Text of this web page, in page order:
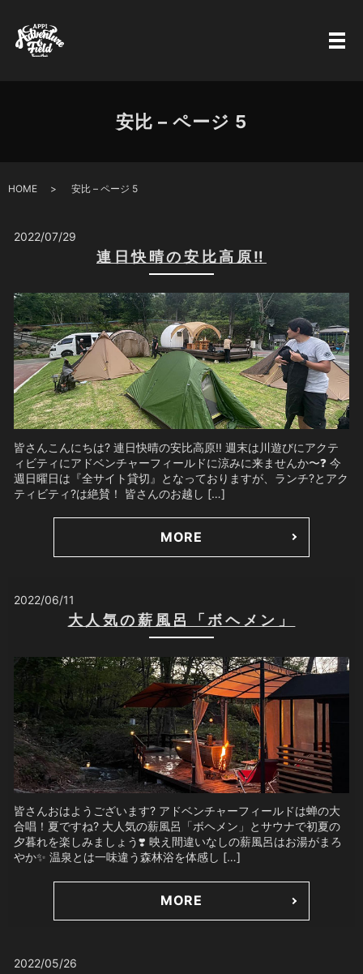
安比 – ページ 5
HOME 安比 – ページ 5
2022/07/29
連日快晴の安比高原‼️
皆さんこんにちは? 連日快晴の安比高原‼️ 週末は川遊びにアクテ
ィビティにアドベンチャーフィールドに涼みに来ませんか〜❓ 今
週日曜日は『全サイト貸切』となっておりますが、ランチ?とアク
ティビティ?は絶賛！ 皆さんのお越し […]
MORE
2022/06/11
大人気の薪風呂「ボヘメン」
皆さんおはようございます? アドベンチャーフィールドは蝉の大
合唱！夏ですね? 大人気の薪風呂「ボヘメン」とサウナで初夏の
夕暮れを楽しみましょう❣️ 映え間違いなしの薪風呂はお湯がまろ
やか✨ 温泉とは一味違う森林浴を体感し […]
MORE
2022/05/26